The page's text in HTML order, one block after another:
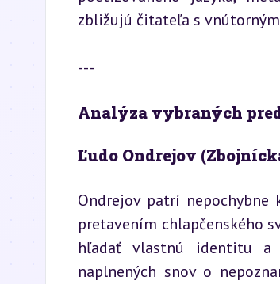
zbližujú čitateľa s
---
Analýza vybraných
Ľudo Ondrejov
Ondrejov patrí nepochybne
pretavením chlapčenského
hľadať vlastnú identitu a
naplnených snov o